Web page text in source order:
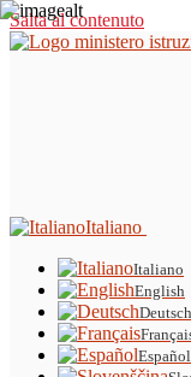
Salta al contenuto
Italiano
Italiano
English
Deutsch
Español